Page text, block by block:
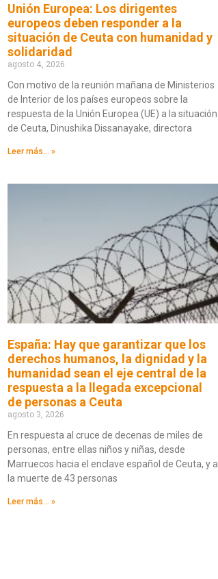
Unión Europea: Los dirigentes
europeos deben responder a la
situación de Ceuta con humanidad y
solidaridad
agosto 4, 2026
Con motivo de la reunión mañana de Ministerios
de Interior de los países europeos sobre la
respuesta de la Unión Europea (UE) a la situación
de Ceuta, Dinushika Dissanayake, directora
Leer más... »
España: Hay que garantizar que los
derechos humanos, la dignidad y la
humanidad sean el eje central de la
respuesta a la llegada excepcional
de personas a Ceuta
agosto 3, 2026
En respuesta al cruce de decenas de miles de
personas, entre ellas niños y niñas, desde
Marruecos hacia el enclave español de Ceuta, y a
la muerte de 43 personas
Leer más... »